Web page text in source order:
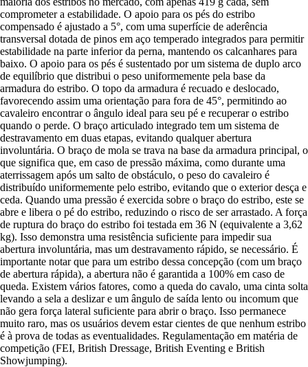
comprometer a estabilidade. O apoio para os pés do estribo
compensado é ajustado a 5°, com uma superfície de aderência
transversal dotada de pinos em aço temperado integrados para permitir
estabilidade na parte inferior da perna, mantendo os calcanhares para
baixo. O apoio para os pés é sustentado por um sistema de duplo arco
de equilíbrio que distribui o peso uniformemente pela base da
armadura do estribo. O topo da armadura é recuado e deslocado,
favorecendo assim uma orientação para fora de 45°, permitindo ao
cavaleiro encontrar o ângulo ideal para seu pé e recuperar o estribo
quando o perde. O braço articulado integrado tem um sistema de
destravamento em duas etapas, evitando qualquer abertura
involuntária. O braço de mola se trava na base da armadura principal, o
que significa que, em caso de pressão máxima, como durante uma
aterrissagem após um salto de obstáculo, o peso do cavaleiro é
distribuído uniformemente pelo estribo, evitando que o exterior desça e
ceda. Quando uma pressão é exercida sobre o braço do estribo, este se
abre e libera o pé do estribo, reduzindo o risco de ser arrastado. A força
de ruptura do braço do estribo foi testada em 36 N (equivalente a 3,62
kg). Isso demonstra uma resistência suficiente para impedir sua
abertura involuntária, mas um destravamento rápido, se necessário. É
importante notar que para um estribo dessa concepção (com um braço
de abertura rápida), a abertura não é garantida a 100% em caso de
queda. Existem vários fatores, como a queda do cavalo, uma cinta solta
levando a sela a deslizar e um ângulo de saída lento ou incomum que
não gera força lateral suficiente para abrir o braço. Isso permanece
muito raro, mas os usuários devem estar cientes de que nenhum estribo
é à prova de todas as eventualidades. Regulamentação em matéria de
competição (FEI, British Dressage, British Eventing e British
Showjumping).